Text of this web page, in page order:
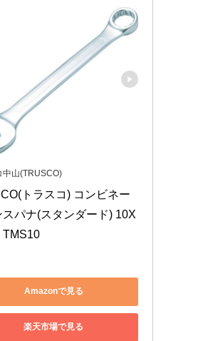
中山(TRUSCO)
トラスコ) コンビネー
スパナ(スタンダード) 10X
TMS10
Amazonで見る
楽天市場で見る